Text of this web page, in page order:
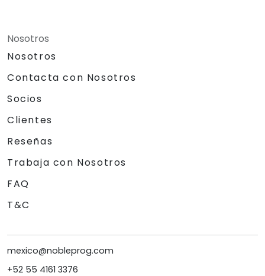
Nosotros
Nosotros
Contacta con Nosotros
Socios
Clientes
Reseñas
Trabaja con Nosotros
FAQ
T&C
mexico@nobleprog.com
+52 55 4161 3376